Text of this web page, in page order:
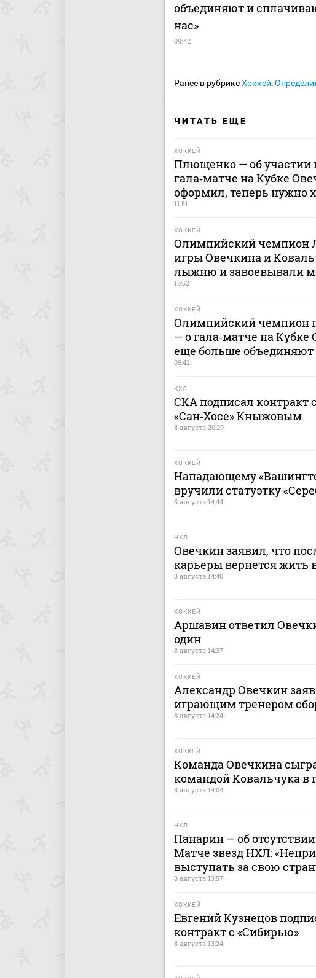
объединяют и
нас»
09:42
Ранее в рубрикеХоккей:
ЧИТАТЬ ЕЩЕ
ХОККЕЙ
Плющенко — об участии
гала‑матче на Кубке
оформил, теперь нужно
11:51
ХОККЕЙ
Олимпийский чемпион
игры Овечкина и
лыжню и завоевывали
10:52
ХОККЕЙ
Олимпийский чемпион
— о гала‑матче на
еще больше объединяют
09:42
КХЛ
СКА подписал контракт
«Сан‑Хосе» Кныжовым
8 августа 20:29
ХОККЕЙ
Нападающему
вручили статуэтку
8 августа 14:44
НХЛ
Овечкин заявил, что
карьеры вернется жить
8 августа 14:40
ХОККЕЙ
Аршавин ответил
один
8 августа 14:37
ХОККЕЙ
Александр Овечкин
играющим тренером
8 августа 14:24
ХОККЕЙ
Команда Овечкина
командой Ковальчука в
8 августа 14:04
НХЛ
Панарин — об
Матче звезд НХЛ:
выступать за свою
8 августа 13:57
ХОККЕЙ
Евгений Кузнецов
контракт с «Сибирью»
8 августа 13:24